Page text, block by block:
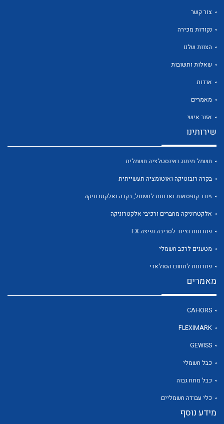
לכל מוצרי היצרן
צור קשר
נקודות מכירה
הצוות שלנו
שאלות ותשובות
אודות
מאמרים
אזור אישי
שירותינו
חשמל מיתוג ואינסטלציה חשמלית
בקרה רובוטיקה ואוטומציה תעשייתית
זיווד קופסאות וארונות לחשמל, בקרה ואלקטרוניקה
אלקטרוניקה מחברים ורכיבי אלקטרוניקה
פתרונות וציוד לסביבה נפיצה EX
מטענים לרכב חשמלי
פתרונות לתחום הסולארי
מאמרים
CAHORS
FLEXIMARK
GEWISS
כבל חשמלי
כבל מתח גבוה
כלי עבודה חשמליים
מידע נוסף